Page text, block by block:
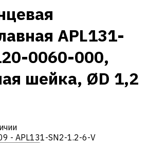
APL131-
0060-000,
шейка, ØD 1,2
- APL131-SN2-1.2-6-V